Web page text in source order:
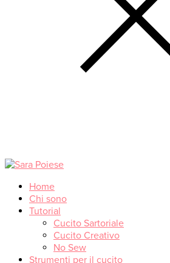
Home
Chi sono
Tutorial
Cucito Sartoriale
Cucito Creativo
No Sew
Strumenti per il cucito